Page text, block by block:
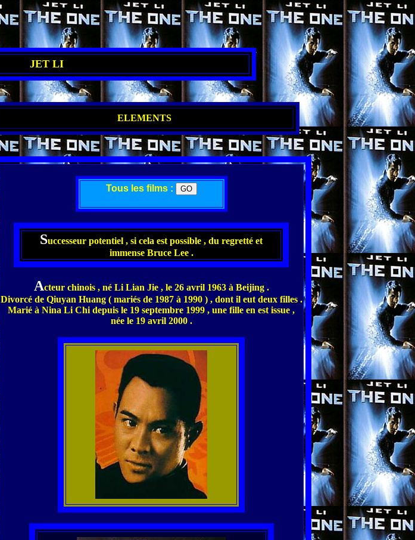
JET LI
ELEMENTS
Tous les films :
Successeur potentiel , si cela est possible , du regretté et
immense Bruce Lee .
Acteur chinois , né Li Lian Jie , le 26 avril 1963 à Beijing .
Divorcé de Qiuyan Huang ( mariés de 1987 à 1990 ) , dont il eut deux filles .
Marié à Nina Li Chi depuis le 19 septembre 1999 , une fille en est issue ,
née le 19 avril 2000 .